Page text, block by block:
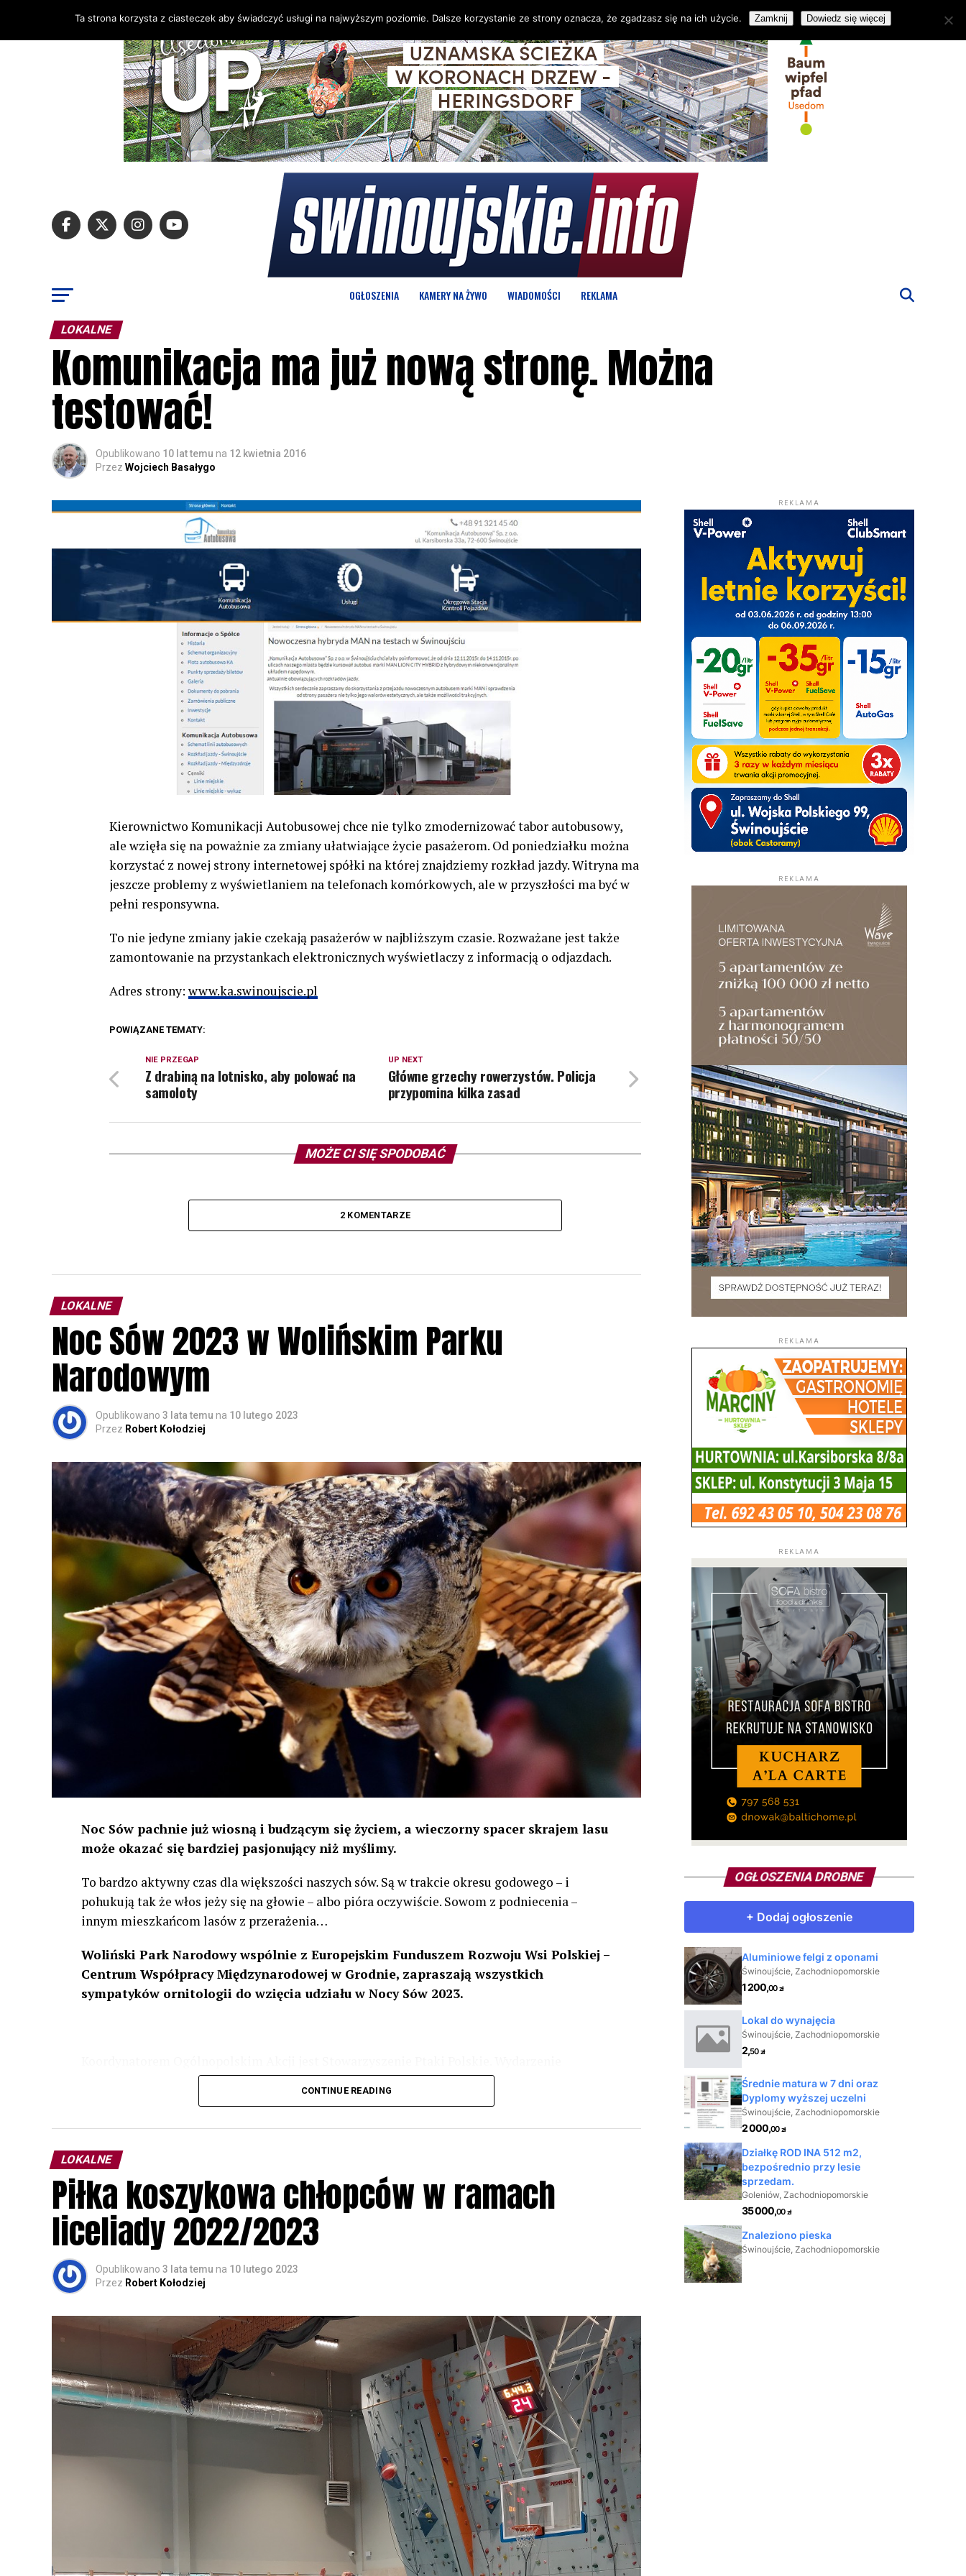
OGŁOSZENIA KAMERY NA ŻYWO WIADOMOŚCI REKLAMA
LOKALNE
Komunikacja ma już nową stronę. Można
testować!
Opublikowano 10 lat temu na 12 kwietnia 2016
Przez Wojciech Basałygo
Kierownictwo Komunikacji Autobusowej chce nie tylko zmodernizować tabor autobusowy,
ale wzięła się na poważnie za zmiany ułatwiające życie pasażerom. Od poniedziałku można
korzystać z nowej strony internetowej spółki na której znajdziemy rozkład jazdy. Witryna ma
jeszcze problemy z wyświetlaniem na telefonach komórkowych, ale w przyszłości ma być w
pełni responsywna.
To nie jedyne zmiany jakie czekają pasażerów w najbliższym czasie. Rozważane jest także
zamontowanie na przystankach elektronicznych wyświetlaczy z informacją o odjazdach.
Adres strony: www.ka.swinoujscie.pl
POWIĄZANE TEMATY:
UP NEXT
Główne grzechy rowerzystów. Policja
przypomina kilka zasad
NIE PRZEGAP
Z drabiną na lotnisko, aby polować na
samoloty
MOŻE CI SIĘ SPODOBAĆ
2 KOMENTARZE
LOKALNE
Noc Sów 2023 w Wolińskim Parku
Narodowym
Opublikowano 3 lata temu na 10 lutego 2023
Przez Robert Kołodziej
Noc Sów pachnie już wiosną i budzącym się życiem, a wieczorny spacer skrajem lasu
może okazać się bardziej pasjonujący niż myślimy.
To bardzo aktywny czas dla większości naszych sów. Są w trakcie okresu godowego – i
pohukują tak że włos jeży się na głowie – albo pióra oczywiście. Sowom z podniecenia –
innym mieszkańcom lasów z przerażenia…
Woliński Park Narodowy wspólnie z Europejskim Funduszem Rozwoju Wsi Polskiej –
Centrum Współpracy Międzynarodowej w Grodnie, zapraszają wszystkich
sympatyków ornitologii do wzięcia udziału w Nocy Sów 2023.
odbędzie się w dniach24 i 25 lutego 2023 r. wg harmonogramu przedstawionego na
Wszystkich uczestników zapraszamy do udziału w Akcji, włączenia się w aktywne
rozpoznawanie głosów sów i wymianę doświadczeń przy grillu.Na wydarzenie obowiązują
zapisy.
CONTINUE READING
LOKALNE
Piłka koszykowa chłopców w ramach
liceliady 2022/2023
Opublikowano 3 lata temu na 10 lutego 2023
Przez Robert Kołodziej
REKLAMA
REKLAMA
REKLAMA
REKLAMA
OGŁOSZENIA DROBNE
Ta strona korzysta z ciasteczek aby świadczyć usługi na najwyższym poziomie. Dalsze korzystanie ze strony oznacza, że zgadzasz się na ich użycie. Zamknij Dowiedz się więcej